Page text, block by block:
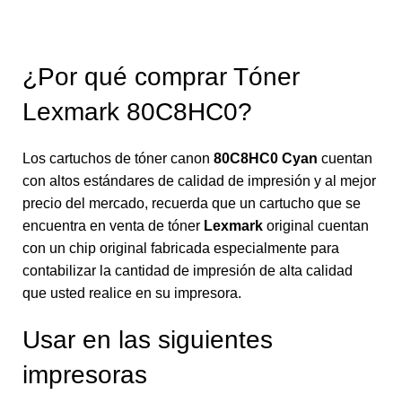
¿Por qué comprar Tóner
Lexmark 80C8HC0?
Los cartuchos de tóner canon 80C8HC0 Cyan cuentan
con altos estándares de calidad de impresión y al mejor
precio del mercado, recuerda que un cartucho que se
encuentra en venta de tóner Lexmark original cuentan
con un chip original fabricada especialmente para
contabilizar la cantidad de impresión de alta calidad
que usted realice en su impresora.
Usar en las siguientes
impresoras